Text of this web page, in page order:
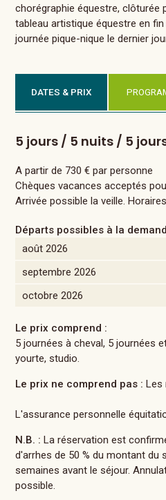
chorégraphie équestre, clôturée
tableau artistique équestre en
journée pique-nique le dernier
DATES & PRIX
5 jours / 5 nuits / 5
A partir de 730 € par personne
Chèques vacances acceptés
Arrivée possible la veille.
Départs possibles à la
août 2026
septembre 2026
octobre 2026
Le prix comprend :
5 journées à cheval, 5 journées
yourte, studio.
Le prix ne comprend pas : Les
L'assurance personnelle
N.B. : La réservation est
d'arrhes de 50 % du montant du
semaines avant le séjour.
possible.